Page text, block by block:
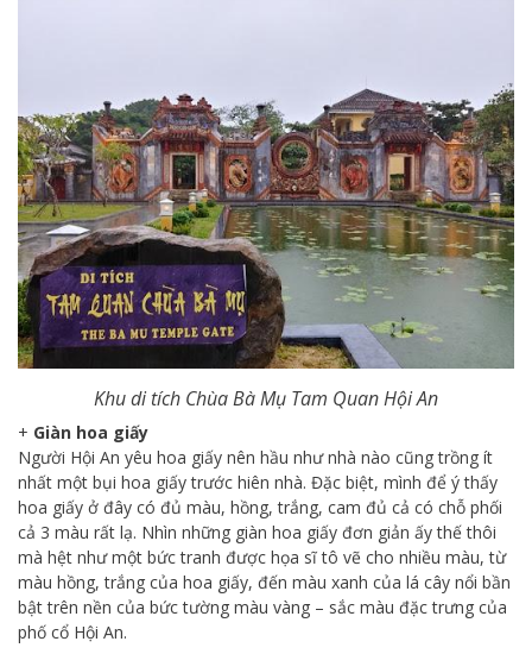
Khu di tích Chùa Bà Mụ Tam Quan Hội An
+ Giàn hoa giấy
Người Hội An yêu hoa giấy nên hầu như nhà nào cũng trồng ít
nhất một bụi hoa giấy trước hiên nhà. Đặc biệt, mình để ý thấy
hoa giấy ở đây có đủ màu, hồng, trắng, cam đủ cả có chỗ phối
cả 3 màu rất lạ. Nhìn những giàn hoa giấy đơn giản ấy thế thôi
mà hệt như một bức tranh được họa sĩ tô vẽ cho nhiều màu, từ
màu hồng, trắng của hoa giấy, đến màu xanh của lá cây nổi bần
bật trên nền của bức tường màu vàng – sắc màu đặc trưng của
phố cổ Hội An.